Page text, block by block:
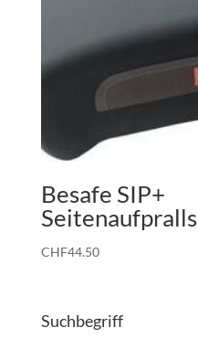
Besafe SIP+
CHF44.50
Suchbegriff